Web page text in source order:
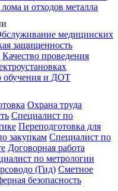
и отходов металла
медицинских
защищенность
Качество проведения
обучения и ДОТ
Охрана труда
Специалист по
Переподготовка для
закупкам Специалист по
Договорная работа
по метрологии
(Гид) Сметное
безопасность